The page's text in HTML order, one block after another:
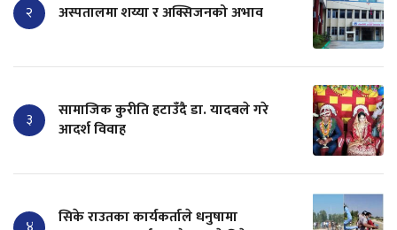
२ अस्पतालमा शय्या र अक्सिजनको अभाव
३
सामाजिक कुरीति हटाउँदै डा. यादबले गरे
आदर्श विवाह
सिके राउतका कार्यकर्ताले धनुषामा